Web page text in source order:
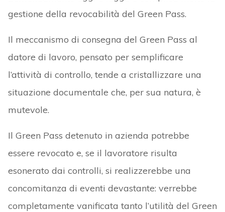
gestione della revocabilità del Green Pass.
Il meccanismo di consegna del Green Pass al
datore di lavoro, pensato per semplificare
l’attività di controllo, tende a cristallizzare una
situazione documentale che, per sua natura, è
mutevole.
Il Green Pass detenuto in azienda potrebbe
essere revocato e, se il lavoratore risulta
esonerato dai controlli, si realizzerebbe una
concomitanza di eventi devastante: verrebbe
completamente vanificata tanto l’utilità del Green